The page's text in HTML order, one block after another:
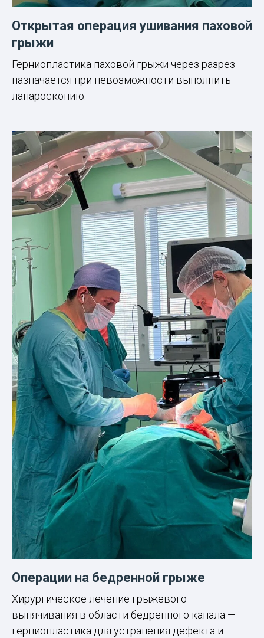
Открытая операция ушивания паховой
грыжи
Герниопластика паховой грыжи через разрез
назначается при невозможности выполнить
лапароскопию.
Операции на бедренной грыже
Хирургическое лечение грыжевого
выпячивания в области бедренного канала —
герниопластика для устранения дефекта и